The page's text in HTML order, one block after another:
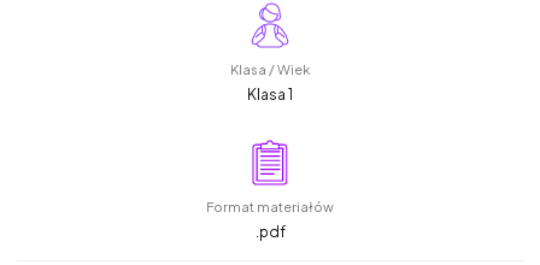
Klasa / Wiek
Klasa 1
Format materiałów
.pdf